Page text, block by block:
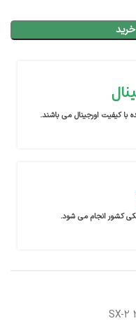
کیفیت اورجینال می باشند.
کشور انجام می شود.